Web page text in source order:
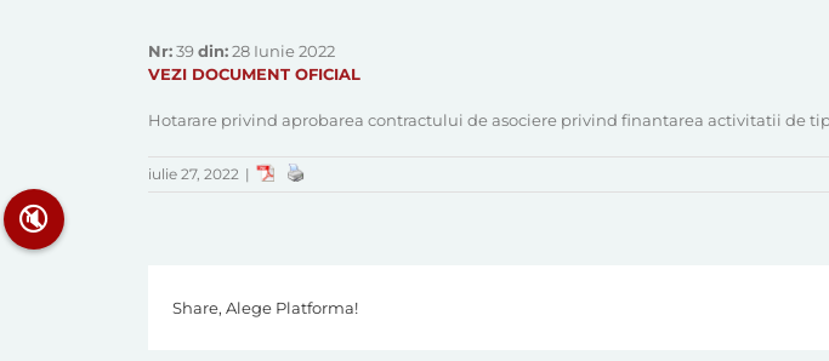
Nr:39din:28 Iunie 2022
VEZI DOCUMENT OFICIAL
Hotarare privind aprobarea contractului de asociere privind finantarea activitatii de
iulie 27, 2022 |
Share, Alege Platforma!
🔇